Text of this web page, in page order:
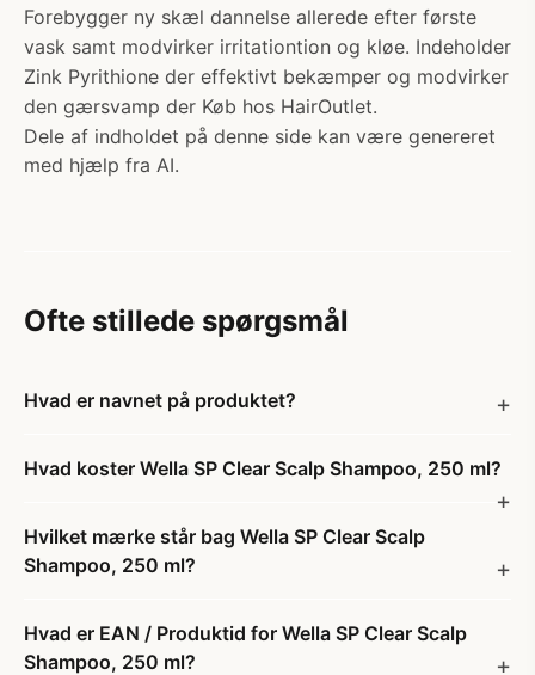
Forebygger ny skæl dannelse allerede efter første
vask samt modvirker irritationtion og kløe. Indeholder
Zink Pyrithione der effektivt bekæmper og modvirker
den gærsvamp der Køb hos HairOutlet.
Dele af indholdet på denne side kan være genereret
med hjælp fra AI.
Ofte stillede spørgsmål
Hvad er navnet på produktet?
Hvad koster Wella SP Clear Scalp Shampoo, 250 ml?
Hvilket mærke står bag Wella SP Clear Scalp
Shampoo, 250 ml?
Hvad er EAN / Produktid for Wella SP Clear Scalp
Shampoo, 250 ml?